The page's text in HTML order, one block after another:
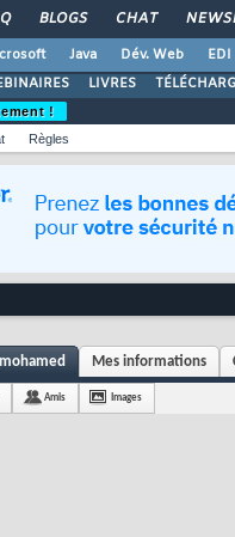
BLOGS CHAT
Java Dév. Web EDI
LIVRES
!
Règles
Mes informations
Amis Images